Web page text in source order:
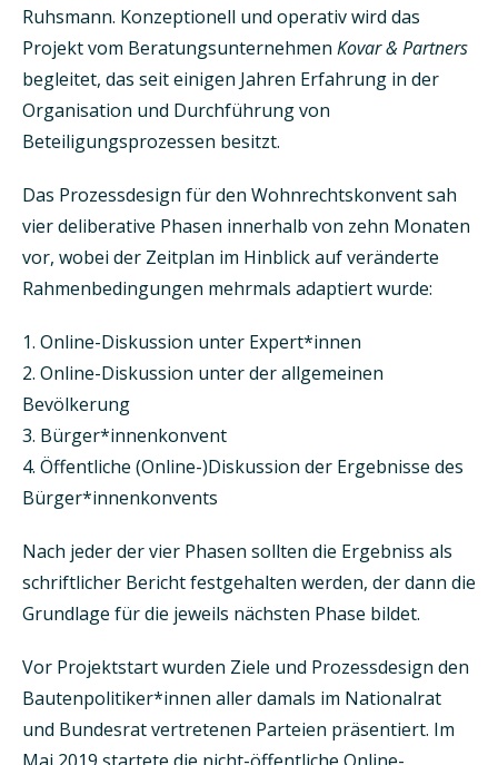
Ruhsmann. Konzeptionell und operativ wird das
Projekt vom Beratungsunternehmen Kovar & Partners
begleitet, das seit einigen Jahren Erfahrung in der
Organisation und Durchführung von
Beteiligungsprozessen besitzt.
Das Prozessdesign für den Wohnrechtskonvent sah
vier deliberative Phasen innerhalb von zehn Monaten
vor, wobei der Zeitplan im Hinblick auf veränderte
Rahmenbedingungen mehrmals adaptiert wurde:
Online-Diskussion unter Expert*innen
Online-Diskussion unter der allgemeinen
Bevölkerung
Bürger*innenkonvent
Öffentliche (Online-)Diskussion der Ergebnisse des
Bürger*innenkonvents
Nach jeder der vier Phasen sollten die Ergebniss als
schriftlicher Bericht festgehalten werden, der dann die
Grundlage für die jeweils nächsten Phase bildet.
Vor Projektstart wurden Ziele und Prozessdesign den
Bautenpolitiker*innen aller damals im Nationalrat
und Bundesrat vertretenen Parteien präsentiert. Im